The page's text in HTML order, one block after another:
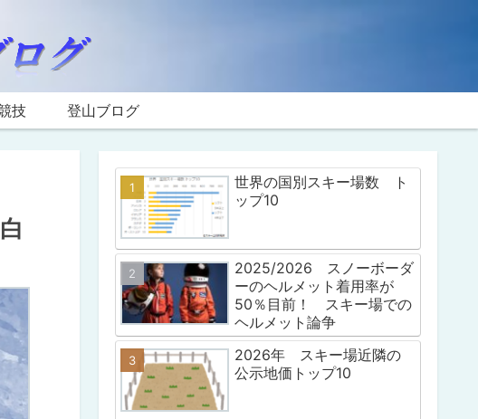
技 登山ブログ
世界の国別スキー場数 ト
ップ10
2025/2026 スノーボーダ
ーのヘルメット着用率が
50％目前！ スキー場での
ヘルメット論争
2026年 スキー場近隣の
公示地価トップ10